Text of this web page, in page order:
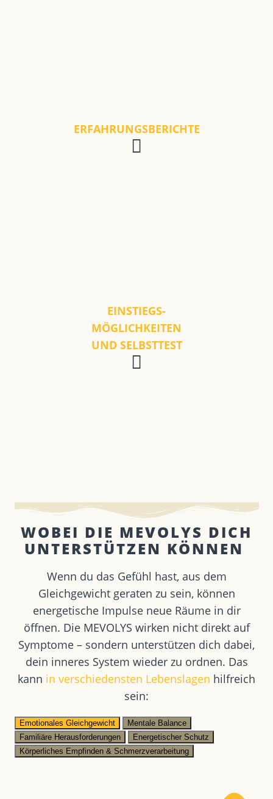
ERFAHRUNGSBERICHTE
EINSTIEGS-
MÖGLICHKEITEN
UND SELBSTTEST
WOBEI DIE MEVOLYS DICH
UNTERSTÜTZEN KÖNNEN ​
Wenn du das Gefühl hast, aus dem
Gleichgewicht geraten zu sein, können
energetische Impulse neue Räume in dir
öffnen. Die MEVOLYS wirken nicht direkt auf
Symptome – sondern unterstützen dich dabei,
dein inneres System wieder zu ordnen. Das
kann in verschiedensten Lebenslagen hilfreich
sein:
Emotionales Gleichgewicht
Mentale Balance
Familiäre Herausforderungen
Energetischer Schutz
Körperliches Empfinden & Schmerzverarbeitung